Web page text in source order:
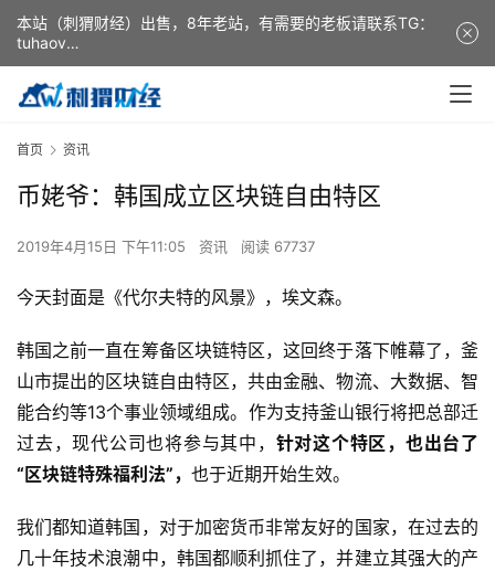
首页 资讯
币姥爷：韩国成立区块链自由特区
2019年4月15日 下午11:05 资讯 阅读 67737
今天封面是《代尔夫特的风景》，埃文森。
韩国之前一直在筹备区块链特区，这回终于落下帷幕了，釜
山市提出的区块链自由特区，共由金融、物流、大数据、智
能合约等13个事业领域组成。作为支持釜山银行将把总部迁
过去，现代公司也将参与其中， 针对这个特区，也出台了
“区块链特殊福利法”， 也于近期开始生效。
我们都知道韩国，对于加密货币非常友好的国家，在过去的
几十年技术浪潮中，韩国都顺利抓住了，并建立其强大的产
本站（刺猬财经）出售，8年老站，有需要的老板请联系TG：
tuhaov
This website (ciweicaijing) is for sale. It is a 8-year-old
website. If you need it, please contact TG: tuhaov